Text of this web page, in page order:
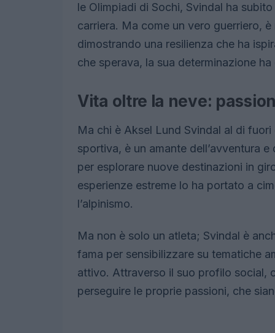
le Olimpiadi di Sochi, Svindal ha
carriera. Ma come un vero guerriero,
dimostrando una resilienza che ha
che sperava, la sua determinazione
Vita oltre la neve:
Ma chi è Aksel Lund Svindal al di
sportiva, è un amante dell’avventura
per esplorare nuove destinazioni in
esperienze estreme lo ha portato a
l’alpinismo.
Ma non è solo un atleta; Svindal è
fama per sensibilizzare su tematiche
attivo. Attraverso il suo profilo social,
perseguire le proprie passioni, che